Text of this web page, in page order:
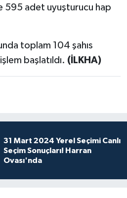
595 adet uyuşturucu hap
toplam 104 şahıs
başlatıldı. (İLKHA)
31 Mart 2024 Yerel Seçimi Canlı
Seçim Sonuçları! Harran
Ovası'nda